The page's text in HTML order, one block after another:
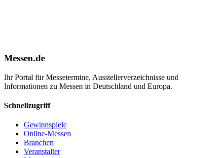
Messen.de
Ihr Portal für Messetermine, Ausstellerverzeichnisse und
Informationen zu Messen in Deutschland und Europa.
Schnellzugriff
Gewinnspiele
Online-Messen
Branchen
Veranstalter